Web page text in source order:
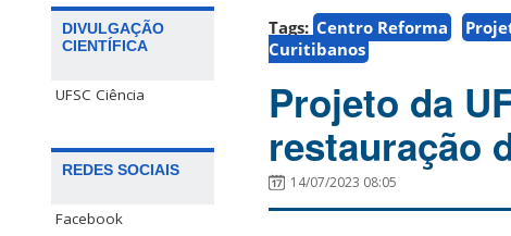
DIVULGAÇÃO
CIENTÍFICA
UFSC Ciência
REDES SOCIAIS
Facebook
Tags: Centro Reforma
Curitibanos
Projeto da
restauração
14/07/2023 08:05